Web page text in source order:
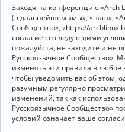
и
Заходя на конференцию «Arch
(в дальнейшем «мы», «наш»,
Сообщество», «https://
согласие со следующими
пожалуйста, не заходите и не
Русскоязычное Сообщество».
изменять эти правила в
чтобы уведомить вас об этом,
разумным регулярно
изменений, так как
Русскоязычное Сообщество»
условий означает ваше